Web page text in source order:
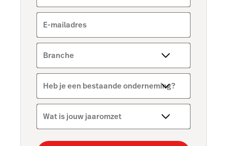
E-mailadres
Branche
Heb je een bestaande onderneming?
Wat is jouw jaaromzet